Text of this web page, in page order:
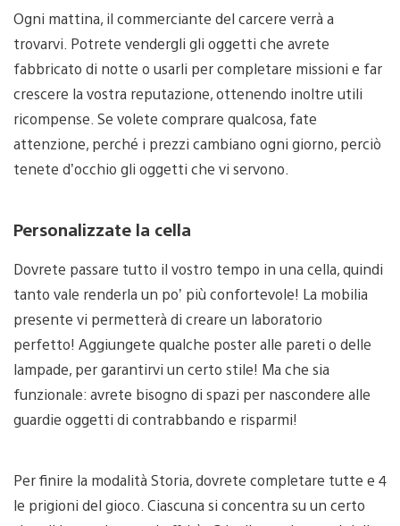
Ogni mattina, il commerciante del carcere verrà a
trovarvi. Potrete vendergli gli oggetti che avrete
fabbricato di notte o usarli per completare missioni e far
crescere la vostra reputazione, ottenendo inoltre utili
ricompense. Se volete comprare qualcosa, fate
attenzione, perché i prezzi cambiano ogni giorno, perciò
tenete d’occhio gli oggetti che vi servono.
Personalizzate la cella
Dovrete passare tutto il vostro tempo in una cella, quindi
tanto vale renderla un po’ più confortevole! La mobilia
presente vi permetterà di creare un laboratorio
perfetto! Aggiungete qualche poster alle pareti o delle
lampade, per garantirvi un certo stile! Ma che sia
funzionale: avrete bisogno di spazi per nascondere alle
guardie oggetti di contrabbando e risparmi!
Per finire la modalità Storia, dovrete completare tutte e 4
le prigioni del gioco. Ciascuna si concentra su un certo